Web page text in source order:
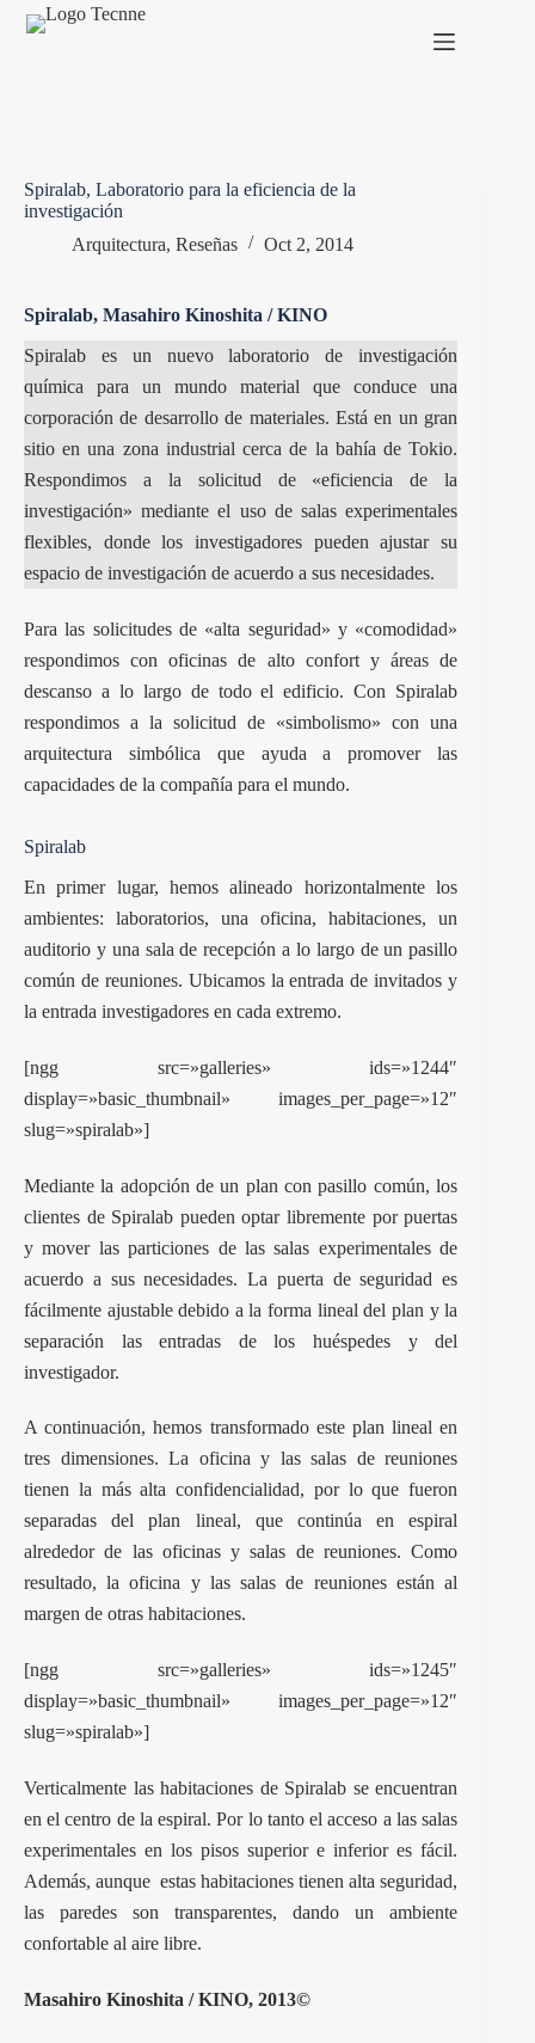
Spiralab, Laboratorio para la eficiencia de la
investigación
Arquitectura, Reseñas Oct 2, 2014
Spiralab, Masahiro Kinoshita / KINO
Spiralab es un nuevo laboratorio de investigación
química para un mundo material que conduce una
corporación de desarrollo de materiales. Está en un gran
sitio en una zona industrial cerca de la bahía de Tokio.
Respondimos a la solicitud de «eficiencia de la
investigación» mediante el uso de salas experimentales
flexibles, donde los investigadores pueden ajustar su
espacio de investigación de acuerdo a sus necesidades.
Para las solicitudes de «alta seguridad» y «comodidad»
respondimos con oficinas de alto confort y áreas de
descanso a lo largo de todo el edificio. Con Spiralab
respondimos a la solicitud de «simbolismo» con una
arquitectura simbólica que ayuda a promover las
capacidades de la compañía para el mundo.
Spiralab
En primer lugar, hemos alineado horizontalmente los
ambientes: laboratorios, una oficina, habitaciones, un
auditorio y una sala de recepción a lo largo de un pasillo
común de reuniones. Ubicamos la entrada de invitados y
la entrada investigadores en cada extremo.
[ngg src=»galleries» ids=»1244″
display=»basic_thumbnail» images_per_page=»12″
slug=»spiralab»]
Mediante la adopción de un plan con pasillo común, los
clientes de Spiralab pueden optar libremente por puertas
y mover las particiones de las salas experimentales de
acuerdo a sus necesidades. La puerta de seguridad es
fácilmente ajustable debido a la forma lineal del plan y la
separación las entradas de los huéspedes y del
investigador.
A continuación, hemos transformado este plan lineal en
tres dimensiones. La oficina y las salas de reuniones
tienen la más alta confidencialidad, por lo que fueron
separadas del plan lineal, que continúa en espiral
alrededor de las oficinas y salas de reuniones. Como
resultado, la oficina y las salas de reuniones están al
margen de otras habitaciones.
[ngg src=»galleries» ids=»1245″
display=»basic_thumbnail» images_per_page=»12″
slug=»spiralab»]
Verticalmente las habitaciones de Spiralab se encuentran
en el centro de la espiral. Por lo tanto el acceso a las salas
experimentales en los pisos superior e inferior es fácil.
Además, aunque estas habitaciones tienen alta seguridad,
las paredes son transparentes, dando un ambiente
confortable al aire libre.
Masahiro Kinoshita / KINO, 2013©